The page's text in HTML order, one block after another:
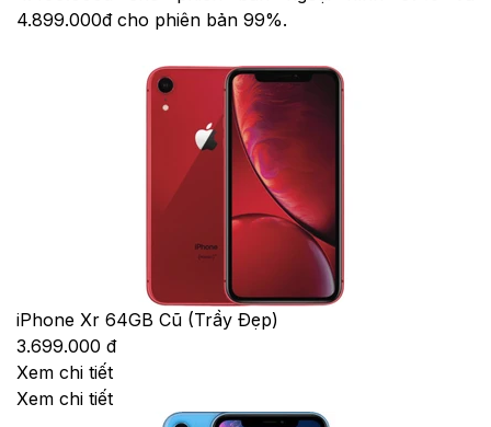
4.899.000đ cho phiên bản 99%.
iPhone Xr 64GB Cũ (Trầy Đẹp)
3.699.000 đ
Xem chi tiết
Xem chi tiết